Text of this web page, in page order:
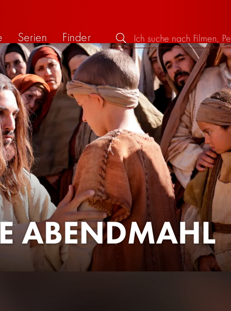
Serien Finder
ABENDMAHL